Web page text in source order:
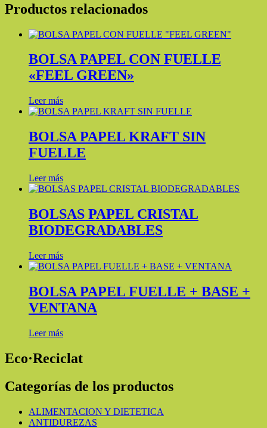
Productos relacionados
BOLSA PAPEL CON FUELLE
«FEEL GREEN»
Leer más
BOLSA PAPEL KRAFT SIN
FUELLE
Leer más
BOLSAS PAPEL CRISTAL
BIODEGRADABLES
Leer más
BOLSA PAPEL FUELLE + BASE +
VENTANA
Leer más
Eco·Reciclat
Categorías de los productos
ALIMENTACION Y DIETETICA
ANTIDUREZAS